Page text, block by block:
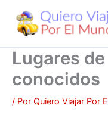
contenido
Lugares
conocidos
/ Por Quiero Viajar Por